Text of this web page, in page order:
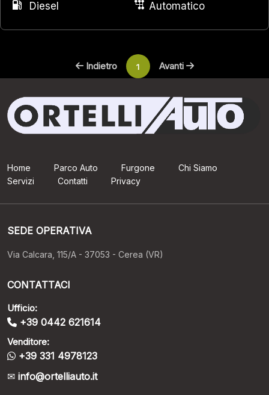
Diesel
Automatico
Indietro 1 Avanti
Home Parco Auto Furgone
Chi Siamo
Servizi
Contatti Privacy
SEDE OPERATIVA
Via Calcara, 115/A - 37053 - Cerea (VR)
CONTATTACI
Ufficio:
+39 0442 621614
Venditore:
+39 331 4978123
info@ortelliauto.it